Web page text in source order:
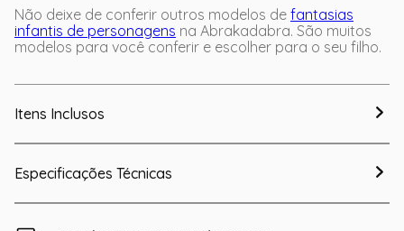
Não deixe de conferir outros modelos de fantasias
infantis de personagens na Abrakadabra. São muitos
modelos para você conferir e escolher para o seu filho.
Itens Inclusos
Especificações Técnicas